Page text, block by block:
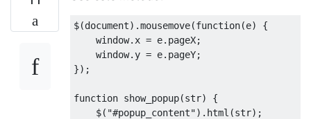
$(document).mousemove(function(e)
{
    window
. x = e. pageX;
    window
. y = e. pageY;
});
function show_popup(str)
{
    $
( "#popup_content"). html (str);